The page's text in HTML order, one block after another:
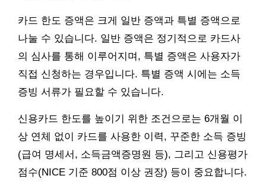
카드 한도 증액은 크게 일반 증액과 특별 증액으로
나눌 수 있습니다. 일반 증액은 정기적으로 카드사
의 심사를 통해 이루어지며, 특별 증액은 사용자가
직접 신청하는 경우입니다. 특별 증액 시에는 소득
증빙 서류가 필요할 수 있습니다.
신용카드 한도를 높이기 위한 조건으로는 6개월 이
상 연체 없이 카드를 사용한 이력, 꾸준한 소득 증빙
(급여 명세서, 소득금액증명원 등), 그리고 신용평가
점수(NICE 기준 800점 이상 권장) 등이 중요합니다.